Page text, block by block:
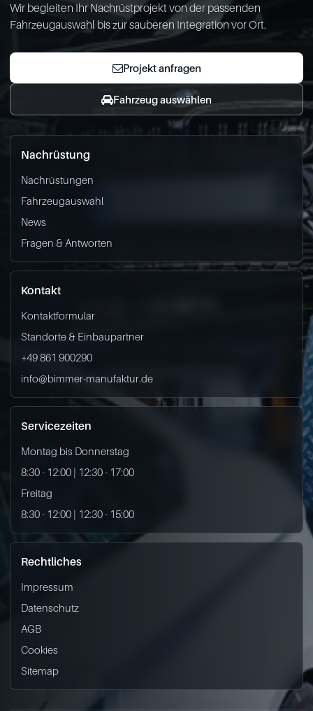
Wir begleiten Ihr Nachrüstprojekt von der passenden
Fahrzeugauswahl bis zur sauberen Integration vor Ort.
Projekt anfragen
Fahrzeug auswählen
Nachrüstung
Nachrüstungen
Fahrzeugauswahl
News
Fragen & Antworten
Kontakt
Kontaktformular
Standorte & Einbaupartner
+49 861 900290
info@bimmer-manufaktur.de
Servicezeiten
Montag bis Donnerstag
8:30 - 12:00 | 12:30 - 17:00
Freitag
8:30 - 12:00 | 12:30 - 15:00
Rechtliches
Impressum
Datenschutz
AGB
Cookies
Sitemap